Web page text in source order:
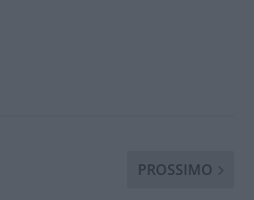
PROSSIMO